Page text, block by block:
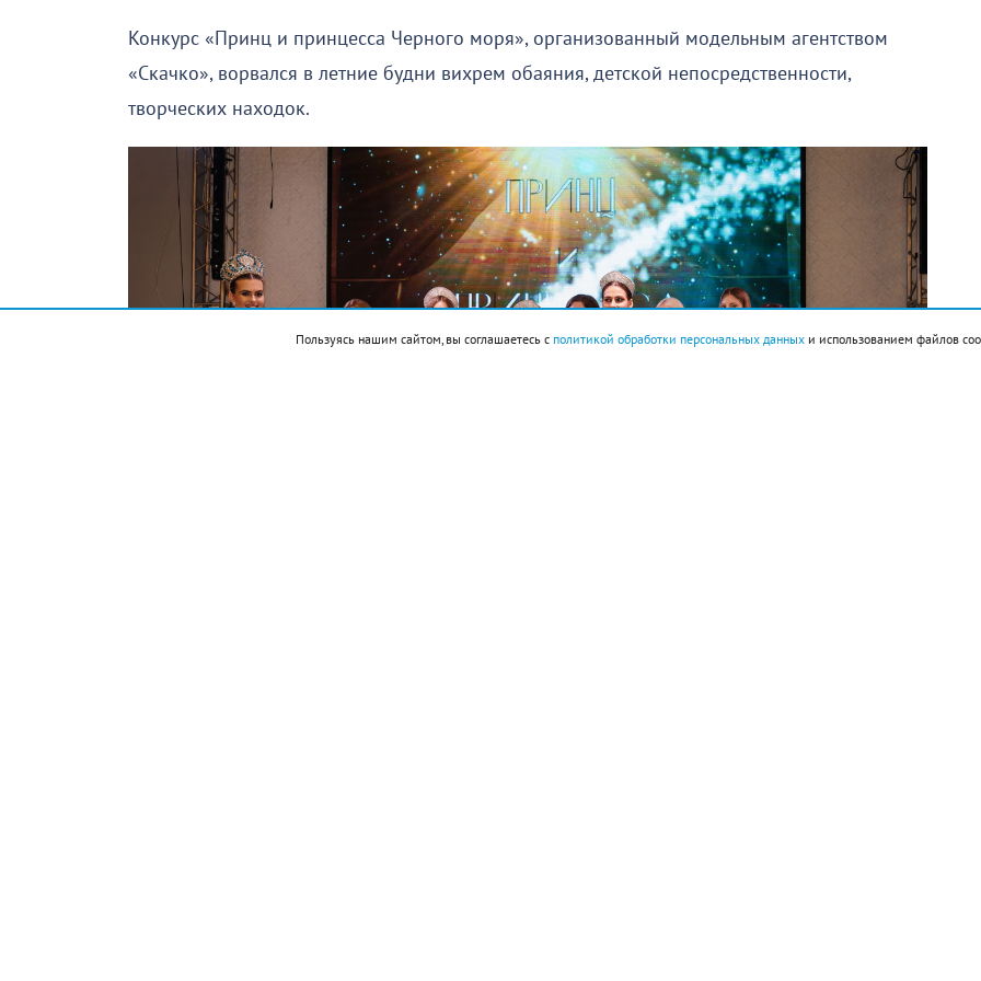
Конкурс «Принц и принцесса Черного моря», организованный модельным агентством
«Скачко», ворвался в летние будни вихрем обаяния, детской непосредственности,
творческих находок.
Пользуясь нашим сайтом, вы соглашаетесь с политикой обработки персональных данныхи использованием файлов